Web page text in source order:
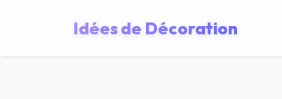
Idées de Décoration